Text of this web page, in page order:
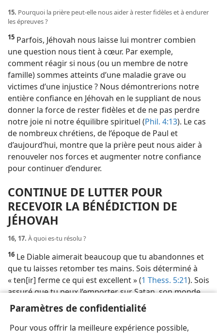
Paramètres de confidentialité
Pour vous offrir la meilleure expérience possible,
15. Pourquoi la prière peut-​elle nous aider à rester fidèles et à endurer
les épreuves ?
15 Parfois, Jéhovah nous laisse lui montrer combien
une question nous tient à cœur. Par exemple,
comment réagir si nous (ou un membre de notre
famille) sommes atteints d’une maladie grave ou
victimes d’une injustice ? Nous démontrerions notre
entière confiance en Jéhovah en le suppliant de nous
donner la force de rester fidèles et de ne pas perdre
notre joie ni notre équilibre spirituel (Phil. 4:13). Le cas
de nombreux chrétiens, de l’époque de Paul et
d’aujourd’hui, montre que la prière peut nous aider à
renouveler nos forces et augmenter notre confiance
pour continuer d’endurer.
CONTINUE DE LUTTER POUR
RECEVOIR LA BÉNÉDICTION DE
JÉHOVAH
16, 17. À quoi es-​tu résolu ?
16 Le Diable aimerait beaucoup que tu abandonnes et
que tu laisses retomber tes mains. Sois déterminé à
« ten[ir] ferme ce qui est excellent » (1 Thess. 5:21). Sois
assuré que tu peux l’emporter sur Satan, son monde
méchant et toute tendance pécheresse. Tu y
parviendras en comptant entièrement sur la capacité
de Dieu à te fortifier (2 Cor. 4:7-9 ;Gal. 6:9).